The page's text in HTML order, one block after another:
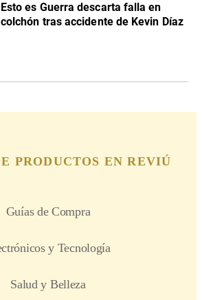
Esto es Guerra descarta falla en
colchón tras accidente de Kevin Díaz